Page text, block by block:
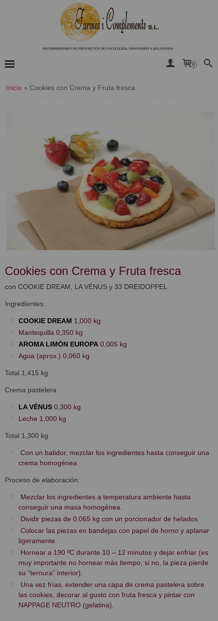
0
Inicio » Cookies con Crema y Fruta fresca
Cookies con Crema y Fruta fresca
con COOKIE DREAM, LA VÉNUS y 33 DREIDOPPEL
Ingredientes:
COOKIE DREAM 1,000 kg
Mantequilla 0,350 kg
AROMA LIMÓN EUROPA 0,005 kg
Agua (aprox.) 0,060 kg
Total 1,415 kg
Crema pastelera
LA VÉNUS 0,300 kg
Leche 1,000 kg
Total 1,300 kg
Con un batidor, mezclar los ingredientes hasta conseguir una
crema homogénea.
Proceso de elaboración:
Mezclar los ingredientes a temperatura ambiente hasta
conseguir una masa homogénea.
Dividir piezas de 0,065 kg con un porcionador de helados.
Colocar las piezas en bandejas con papel de horno y aplanar
ligeramente.
Hornear a 190 ºC durante 10 – 12 minutos y dejar enfriar (es
muy importante no hornear más tiempo, si no, la pieza pierde
su “ternura” interior).
Una vez frías, extender una capa de crema pastelera sobre
las cookies, decorar al gusto con fruta fresca y pintar con
NAPPAGE NEUTRO (gelatina).